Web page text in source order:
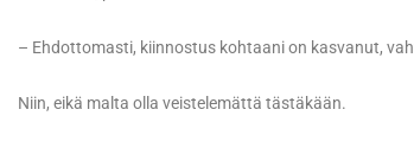
– Ehdottomasti, kiinnostus kohtaani on kasvanut,
Niin, eikä malta olla veistelemättä tästäkään.